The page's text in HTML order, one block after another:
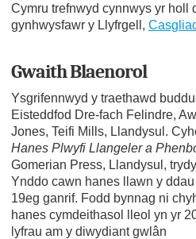
Cymru trefnwyd cynnwys yr holl
gynhwysfawr y Llyfrgell,
Gwaith Blaenorol
Ysgrifennwyd y traethawd
Eisteddfod Dre-fach Felindre,
Jones, Teifi Mills, Llandysul.
Hanes Plwyfi Llangeler a
Gomerian Press, Llandysul,
Ynddo cawn hanes llawn y
19eg ganrif. Fodd bynnag ni
hanes cymdeithasol lleol yn yr
lyfrau am y diwydiant gwlân